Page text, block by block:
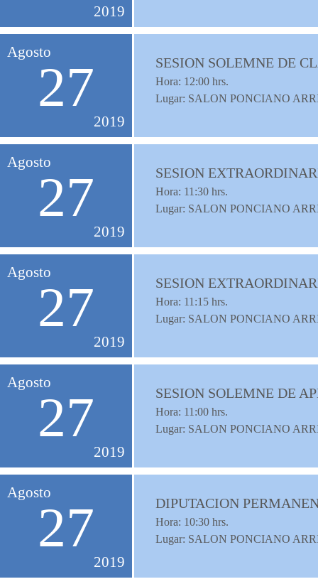
2019
Agosto
27
2019
SESION SOLEMNE DE
Hora: 12:00 hrs.
Lugar: SALON PONCIANO
Agosto
27
2019
SESION
Hora: 11:30 hrs.
Lugar: SALON PONCIANO
Agosto
27
2019
SESION
Hora: 11:15 hrs.
Lugar: SALON PONCIANO
Agosto
27
2019
SESION SOLEMNE DE
Hora: 11:00 hrs.
Lugar: SALON PONCIANO
Agosto
27
2019
DIPUTACION
Hora: 10:30 hrs.
Lugar: SALON PONCIANO